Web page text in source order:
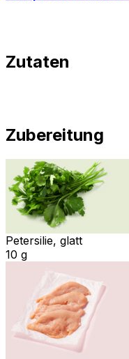
Zutaten
Zubereitung
Petersilie, glatt
10 g